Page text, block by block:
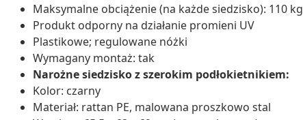
Maksymalne obciążenie (na każde siedzisko): 110 kg
Produkt odporny na działanie promieni UV
Plastikowe; regulowane nóżki
Wymagany montaż: tak
Narożne siedzisko z szerokim podłokietnikiem:
Kolor: czarny
Materiał: rattan PE, malowana proszkowo stal